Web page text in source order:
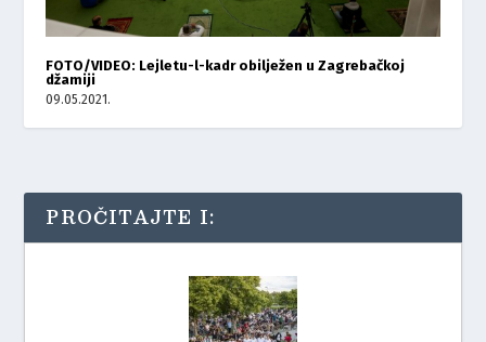
FOTO/VIDEO: Lejletu-l-kadr obilježen u Zagrebačkoj
džamiji
09.05.2021.
PROČITAJTE I: